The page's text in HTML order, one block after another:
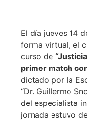
El día jueves 14
forma virtual, el
curso de
primer match
dictado por la
“Dr. Guillermo
del especialista
jornada estuvo